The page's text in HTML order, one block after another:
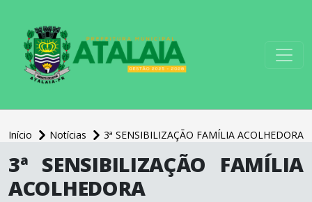
Início Notícias
3ª SENSIBILIZAÇÃO FAMÍLIA ACOLHEDORA
principal
3ª SENSIBILIZAÇÃO FAMÍLIA
ACOLHEDORA